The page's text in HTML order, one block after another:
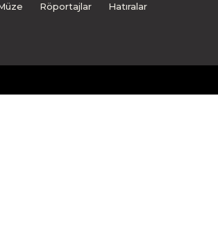
Röportajlar Hatıralar